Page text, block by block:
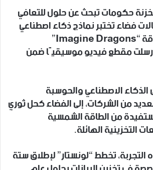
حكومات تبحث عن حلول للتعافي
فضاء تختبر نماذج ذكاء اصطناعي
متطورة، وحتى فرقة “Imagine Dragons”
أرسلت مقطع فيديو موسيقيًا ضمن
الذكاء الاصطناعي والحوسبة
من الشركات، إلى الفضاء كحل ثوري
من الطاقة الشمسية
التخزينية الهائلة.
تخطط “لونستار” لإطلاق ستة